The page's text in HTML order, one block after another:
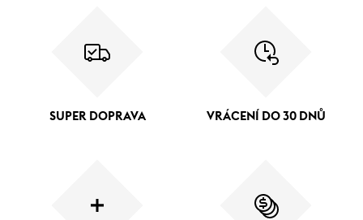
SUPER DOPRAVA VRÁCENÍ DO 30 DNŮ